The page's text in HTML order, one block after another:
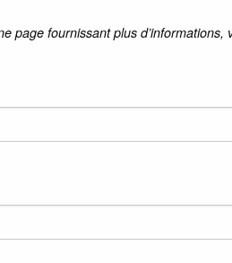
page fournissant plus d’informations,